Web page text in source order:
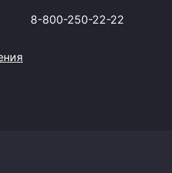
8-800-250-22-22